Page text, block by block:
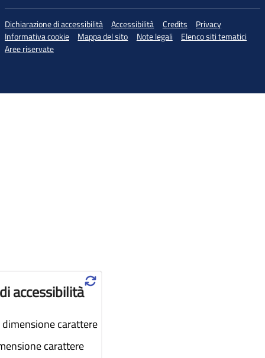
Dichiarazione di accessibilità Accessibilità Credits
Privacy
Informativa cookie
Mappa del sito Note legali
Elenco siti tematici
Aree riservate
accessibilità
carattere
carattere